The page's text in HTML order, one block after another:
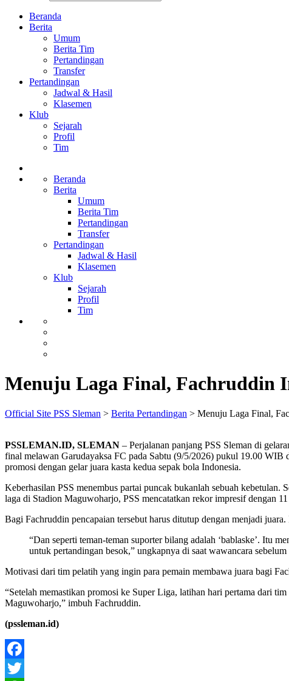
Beranda
Berita
Umum
Berita Tim
Pertandingan
Transfer
Pertandingan
Jadwal & Hasil
Klasemen
Klub
Sejarah
Profil
Tim
Beranda
Berita
Umum
Berita Tim
Pertandingan
Transfer
Pertandingan
Jadwal & Hasil
Klasemen
Klub
Sejarah
Profil
Tim
Menuju Laga Final, Fachruddin
Official Site PSS Sleman > Berita Pertandingan > Menuju Laga Final,
PSSLEMAN.ID, SLEMAN – Perjalanan panjang PSS Sleman di
final melawan Garudayaksa FC pada Sabtu (9/5/2026) pukul 19.00
promosi dengan gelar juara kasta kedua sepak bola Indonesia.
Keberhasilan PSS menembus partai puncak bukanlah sebuah
laga di Stadion Maguwoharjo, PSS mencatatkan rekor impresif dengan
Bagi Fachruddin pencapaian tersebut harus ditutup dengan menjadi
“Dan seperti teman-teman suporter bilang adalah ‘bablaske’. Itu
untuk pertandingan besok,” ungkapnya di saat wawancara
Motivasi dari tim pelatih yang ingin para pemain membawa juara bagi
“Setelah memastikan promosi ke Super Liga, latihan hari pertama dari
Maguwoharjo,” imbuh Fachruddin.
(pssleman.id)
Facebook